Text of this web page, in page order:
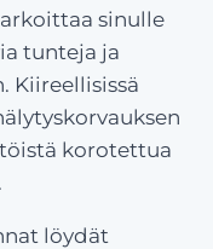
sinulle
tunteja ja
Kiireellisissä
korotettua
löydät